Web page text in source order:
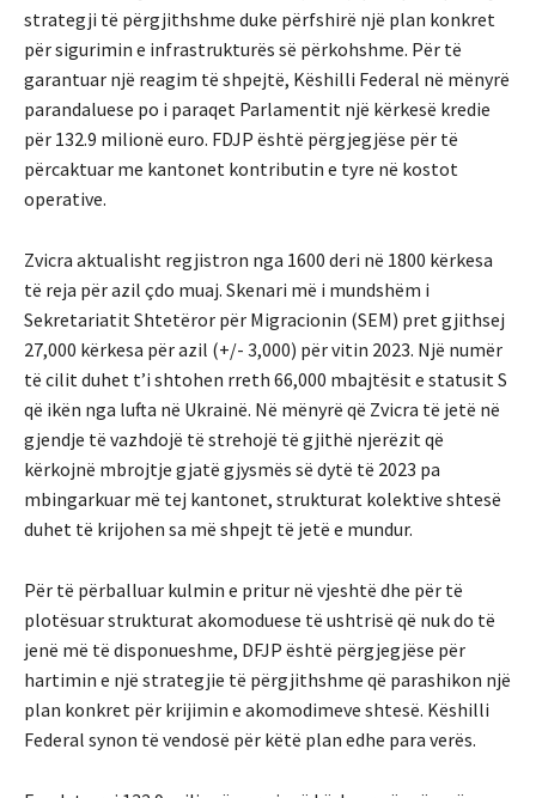
strategji të përgjithshme duke përfshirë një plan konkret
për sigurimin e infrastrukturës së përkohshme. Për të
garantuar një reagim të shpejtë, Këshilli Federal në mënyrë
parandaluese po i paraqet Parlamentit një kërkesë kredie
për 132.9 milionë euro. FDJP është përgjegjëse për të
përcaktuar me kantonet kontributin e tyre në kostot
operative.
Zvicra aktualisht regjistron nga 1600 deri në 1800 kërkesa
të reja për azil çdo muaj. Skenari më i mundshëm i
Sekretariatit Shtetëror për Migracionin (SEM) pret gjithsej
27,000 kërkesa për azil (+/- 3,000) për vitin 2023. Një numër
të cilit duhet t’i shtohen rreth 66,000 mbajtësit e statusit S
që ikën nga lufta në Ukrainë. Në mënyrë që Zvicra të jetë në
gjendje të vazhdojë të strehojë të gjithë njerëzit që
kërkojnë mbrojtje gjatë gjysmës së dytë të 2023 pa
mbingarkuar më tej kantonet, strukturat kolektive shtesë
duhet të krijohen sa më shpejt të jetë e mundur.
Për të përballuar kulmin e pritur në vjeshtë dhe për të
plotësuar strukturat akomoduese të ushtrisë që nuk do të
jenë më të disponueshme, DFJP është përgjegjëse për
hartimin e një strategjie të përgjithshme që parashikon një
plan konkret për krijimin e akomodimeve shtesë. Këshilli
Federal synon të vendosë për këtë plan edhe para verës.